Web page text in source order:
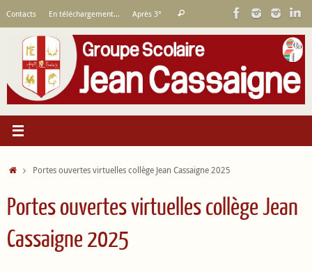
contenu
Contacts En téléchargement… Après 3°
Recherche
:
Rechercher
AccueilPortes ouvertes virtuelles collège Jean Cassaigne 2025
Portes ouvertes virtuelles collège Jean
Cassaigne 2025